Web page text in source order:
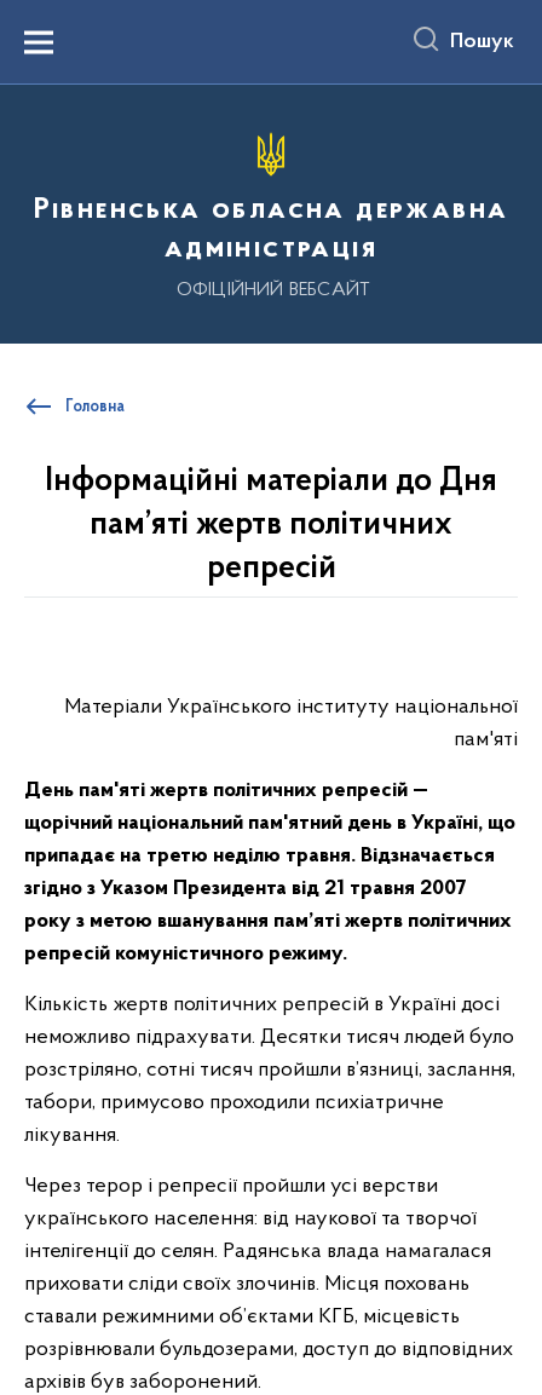
вмістуMenu Пошук
Рівненська обласна державна
адміністрація
ОФІЦІЙНИЙ ВЕБСАЙТ
Головна
Інформаційні матеріали до Дня
пам’яті жертв політичних
репресій
Матеріали Українського інституту національної
пам'яті
День пам'яті жертв політичних репресій —
щорічний національний пам'ятний день в Україні, що
припадає на третю неділю травня. Відзначається
згідно з Указом Президента від 21 травня 2007
року з метою вшанування пам’яті жертв політичних
репресій комуністичного режиму.
Кількість жертв політичних репресій в Україні досі
неможливо підрахувати. Десятки тисяч людей було
розстріляно, сотні тисяч пройшли в’язниці, заслання,
табори, примусово проходили психіатричне
лікування.
Через терор і репресії пройшли усі верстви
українського населення: від наукової та творчої
інтелігенції до селян. Радянська влада намагалася
приховати сліди своїх злочинів. Місця поховань
ставали режимними об’єктами КГБ, місцевість
розрівнювали бульдозерами, доступ до відповідних
архівів був заборонений.